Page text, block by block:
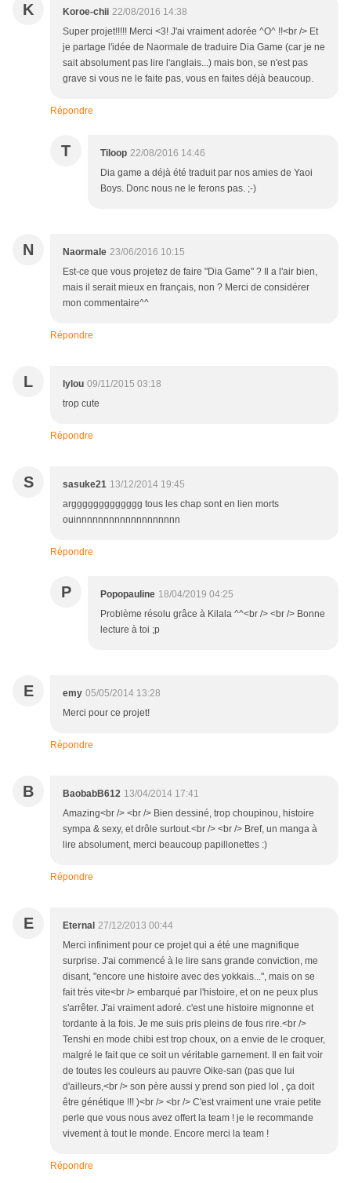
K Koroe-chii 22/08/2016 14:38
Super projet!!!!! Merci <3! J'ai vraiment adorée ^O^ !!<br /> Et
je partage l'idée de Naormale de traduire Dia Game (car je ne
sait absolument pas lire l'anglais...) mais bon, se n'est pas
grave si vous ne le faite pas, vous en faites déjà beaucoup.
Répondre
T Tiloop 22/08/2016 14:46
Dia game a déjà été traduit par nos amies de Yaoi
Boys. Donc nous ne le ferons pas. ;-)
N Naormale 23/06/2016 10:15
Est-ce que vous projetez de faire "Dia Game" ? Il a l'air bien,
mais il serait mieux en français, non ? Merci de considérer
mon commentaire^^
Répondre
L lylou 09/11/2015 03:18
trop cute
Répondre
S sasuke21 13/12/2014 19:45
arggggggggggggg tous les chap sont en lien morts
ouinnnnnnnnnnnnnnnnnnn
Répondre
P Popopauline 18/04/2019 04:25
Problème résolu grâce à Kilala ^^<br /> <br /> Bonne
lecture à toi ;p
E emy 05/05/2014 13:28
Merci pour ce projet!
Répondre
B BaobabB612 13/04/2014 17:41
Amazing<br /> <br /> Bien dessiné, trop choupinou, histoire
sympa & sexy, et drôle surtout.<br /> <br /> Bref, un manga à
lire absolument, merci beaucoup papillonettes :)
Répondre
E Eternal 27/12/2013 00:44
Merci infiniment pour ce projet qui a été une magnifique
surprise. J'ai commencé à le lire sans grande conviction, me
disant, "encore une histoire avec des yokkais...", mais on se
fait très vite<br /> embarqué par l'histoire, et on ne peux plus
s'arrêter. J'ai vraiment adoré. c'est une histoire mignonne et
tordante à la fois. Je me suis pris pleins de fous rire.<br />
Tenshi en mode chibi est trop choux, on a envie de le croquer,
malgré le fait que ce soit un véritable garnement. Il en fait voir
de toutes les couleurs au pauvre Oike-san (pas que lui
d'ailleurs,<br /> son père aussi y prend son pied lol , ça doit
être génétique !!! )<br /> <br /> C'est vraiment une vraie petite
perle que vous nous avez offert la team ! je le recommande
vivement à tout le monde. Encore merci la team !
Répondre